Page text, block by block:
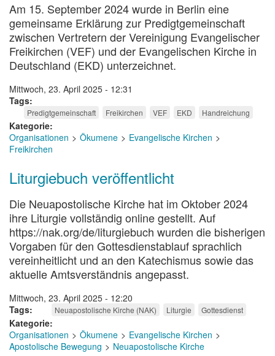
Am 15. September 2024 wurde in Berlin eine
gemeinsame Erklärung zur Predigtgemeinschaft
zwischen Vertretern der Vereinigung Evangelischer
Freikirchen (VEF) und der Evangelischen Kirche in
Deutschland (EKD) unterzeichnet.
Mittwoch, 23. April 2025 - 12:31
Tags
Predigtgemeinschaft Freikirchen VEF EKD Handreichung
Kategorie
Organisationen
Ökumene
Evangelische Kirchen
Freikirchen
Liturgiebuch veröffentlicht
Die Neuapostolische Kirche hat im Oktober 2024
ihre Liturgie vollständig online gestellt. Auf
https://nak.org/de/liturgiebuch wurden die bisherigen
Vorgaben für den Gottesdienstablauf sprachlich
vereinheitlicht und an den Katechismus sowie das
aktuelle Amtsverständnis angepasst.
Mittwoch, 23. April 2025 - 12:20
Tags
Neuapostolische Kirche (NAK) Liturgie Gottesdienst
Kategorie
Organisationen
Ökumene
Evangelische Kirchen
Apostolische Bewegung
Neuapostolische Kirche